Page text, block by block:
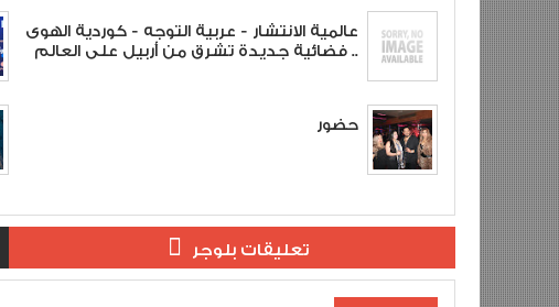
عالمية الانتشار - عربية التوجه - كوردية الهوى
.. فضائية جديدة تشرق من أربيل على العالم
حضور
تعليقات بلوجر